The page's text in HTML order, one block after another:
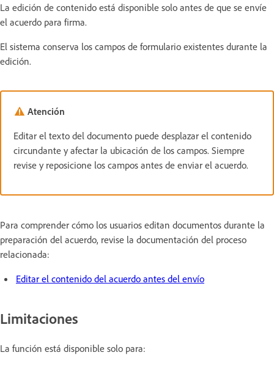
La edición de contenido está disponible solo antes de que se envíe
el acuerdo para firma.
El sistema conserva los campos de formulario existentes durante la
edición.
Atención
Editar el texto del documento puede desplazar el contenido
circundante y afectar la ubicación de los campos. Siempre
revise y reposicione los campos antes de enviar el acuerdo.
Para comprender cómo los usuarios editan documentos durante la
preparación del acuerdo, revise la documentación del proceso
relacionada:
Editar el contenido del acuerdo antes del envío
Limitaciones
La función está disponible solo para: